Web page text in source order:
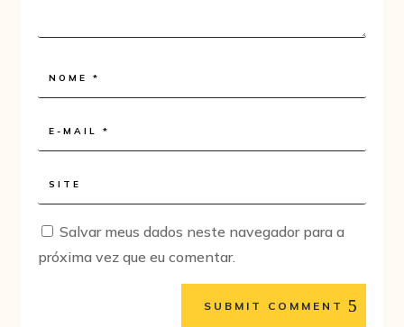
Salvar meus dados neste navegador para a
próxima vez que eu comentar.
SUBMIT COMMENT